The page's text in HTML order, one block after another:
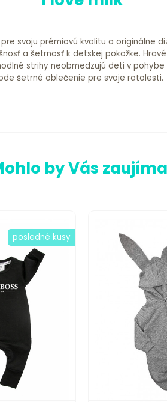
svoju prémiovú kvalitu a originálne
a šetrnosť k detskej pokožke.
strihy neobmedzujú deti v pohybe
šetrné oblečenie pre svoje ratolesti.
by Vás
posledné kusy